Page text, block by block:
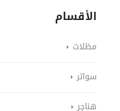
الأقسام
مظلات
سواتر
هناجر